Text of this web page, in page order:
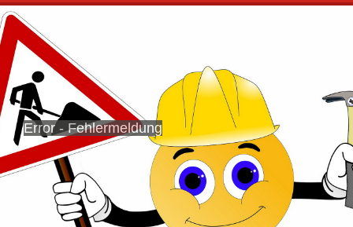
Error - Fehlermeldung